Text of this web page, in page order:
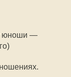
юноши —